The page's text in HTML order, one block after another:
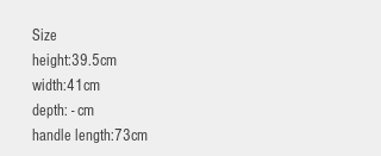
Size
height:39.5cm
width:41cm
depth: - cm
handle length:73cm